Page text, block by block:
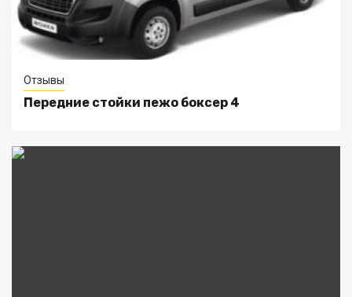
Отзывы
Передние стойки пежо боксер 4